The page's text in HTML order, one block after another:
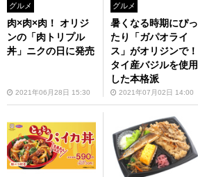
グルメ
肉×肉×肉！ オリジ
ンの「肉トリプル
丼」ニクの日に発売
2021年06月28日 15:30
グルメ
暑くなる時期にぴっ
たり「ガパオライ
ス」がオリジンで！
タイ産バジルを使用
した本格派
2021年07月02日 14:00